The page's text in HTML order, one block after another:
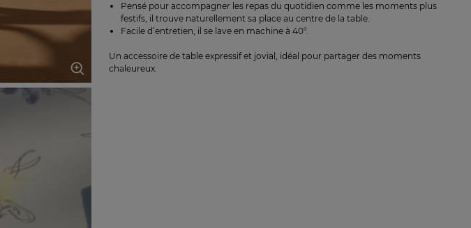
Pensé pour accompagner les repas du quotidien comme les moments plus
festifs, il trouve naturellement sa place au centre de la table.
Facile d’entretien, il se lave en machine à 40°.
Un accessoire de table expressif et jovial, idéal pour partager des moments
chaleureux.